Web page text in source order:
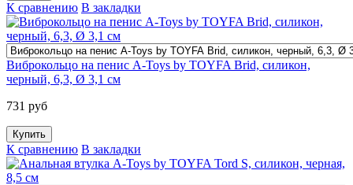
К сравнению В закладки
Виброкольцо на пенис A-Toys by TOYFA Brid, силикон,
черный, 6,3, Ø 3,1 см
731 руб
К сравнению В закладки